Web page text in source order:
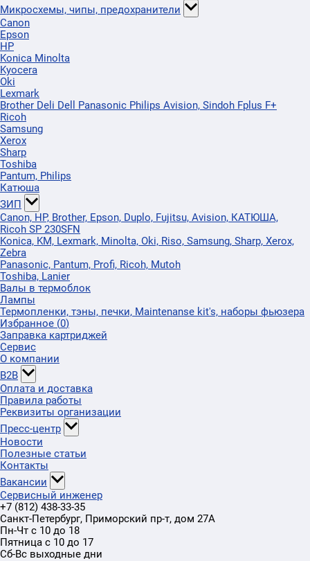
Микросхемы, чипы, предохранители
Canon
Epson
HP
Konica Minolta
Kyocera
Oki
Lexmark
Brother Deli Dell Panasonic Philips Avision, Sindoh Fplus F+
Ricoh
Samsung
Xerox
Sharp
Toshiba
Pantum, Philips
Катюша
ЗИП
Canon, HP, Brother, Epson, Duplo, Fujitsu, Avision, КАТЮША,
Ricoh SP 230SFN
Konica, KM, Lexmark, Minolta, Oki, Riso, Samsung, Sharp, Xerox,
Zebra
Panasonic, Pantum, Profi, Ricoh, Mutoh
Toshiba, Lanier
Валы в термоблок
Лампы
Термопленки, тэны, печки, Maintenanse kit's, наборы фьюзера
Избранное (0)
Заправка картриджей
Сервис
О компании
B2B
Оплата и доставка
Правила работы
Реквизиты организации
Пресс-центр
Новости
Полезные статьи
Контакты
Вакансии
Сервисный инженер
+7 (812) 438-33-35
Санкт-Петербург, Приморский пр-т, дом 27А
Пн-Чт с 10 до 18
Пятница с 10 до 17
Сб-Вс выходные дни